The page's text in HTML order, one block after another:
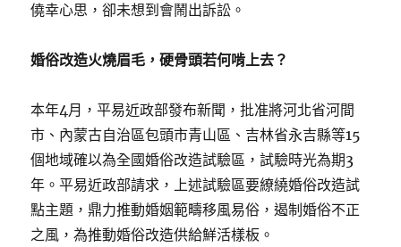
僥幸心思，卻未想到會鬧出訴訟。
婚俗改造火燒眉毛，硬骨頭若何啃上去？
本年4月，平易近政部發布新聞，批准將河北省河間
市、內蒙古自治區包頭市青山區、吉林省永吉縣等15
個地域確以為全國婚俗改造試驗區，試驗時光為期3
年。平易近政部請求，上述試驗區要繚繞婚俗改造試
點主題，鼎力推動婚姻範疇移風易俗，遏制婚俗不正
之風，為推動婚俗改造供給鮮活樣板。